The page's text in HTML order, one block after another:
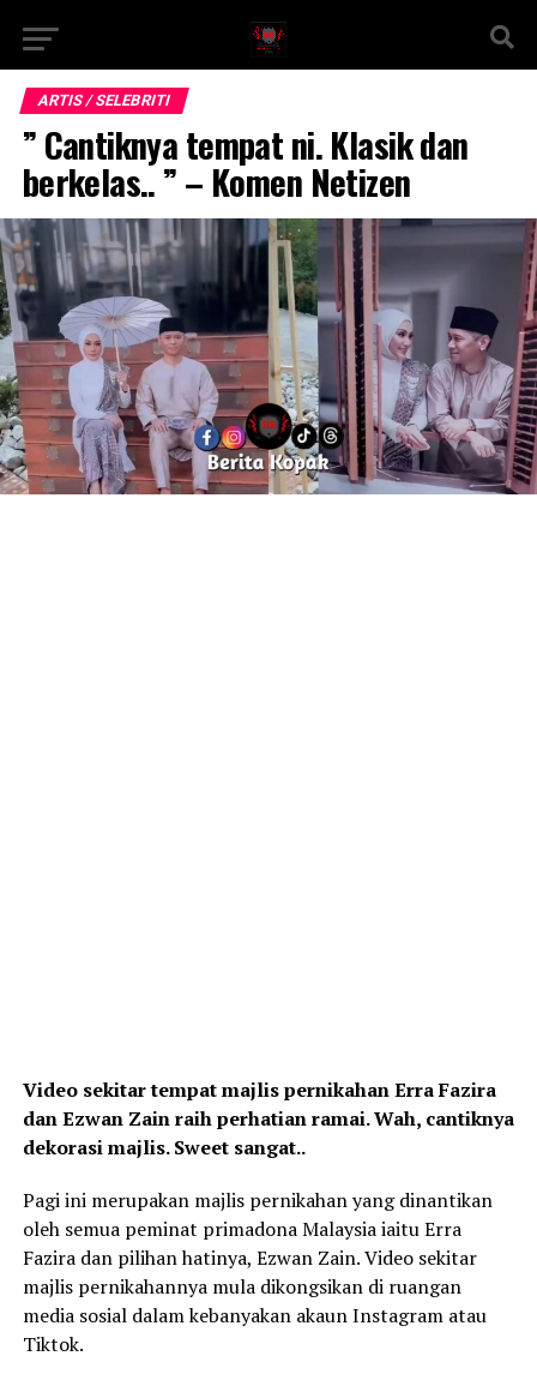
ARTIS / SELEBRITI
” Cantiknya tempat ni. Klasik dan
berkelas.. ” – Komen Netizen
Video sekitar tempat majlis pernikahan Erra Fazira
dan Ezwan Zain raih perhatian ramai. Wah, cantiknya
dekorasi majlis. Sweet sangat..
Pagi ini merupakan majlis pernikahan yang dinantikan
oleh semua peminat primadona Malaysia iaitu Erra
Fazira dan pilihan hatinya, Ezwan Zain. Video sekitar
majlis pernikahannya mula dikongsikan di ruangan
media sosial dalam kebanyakan akaun Instagram atau
Tiktok.